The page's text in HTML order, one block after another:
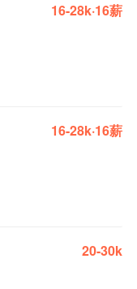
16-28k·16薪
16-28k·16薪
20-30k